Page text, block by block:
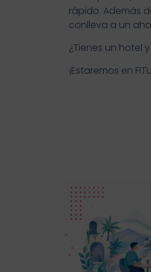
rápido. Además
conlleva a un
¿Tienes un hotel
¡Estaremos en